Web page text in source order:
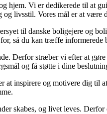
Vi er dedikerede til at
livsstil. Vores mål er at være
til danske boligejere og
så du kan træffe informerede
Derfor stræber vi efter at
og få støtte i dine
inspirere og motivere dig
skabes, og livet leves.